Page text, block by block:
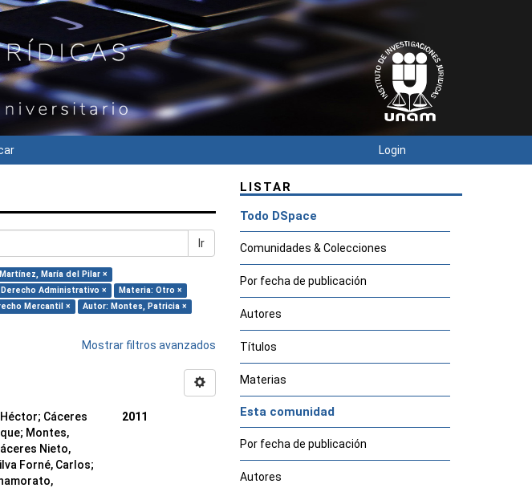
Login
Ir
María del Pilar ×
Administrativo ×
Materia: Otro ×
Mercantil ×
Autor: Montes, Patricia ×
Mostrar filtros avanzados
Héctor; Cáceres
; Montes,
Nieto,
Forné, Carlos;
2011
LISTAR
Todo DSpace
Comunidades & Colecciones
Por fecha de publicación
Autores
Títulos
Materias
Esta comunidad
Por fecha de publicación
Autores